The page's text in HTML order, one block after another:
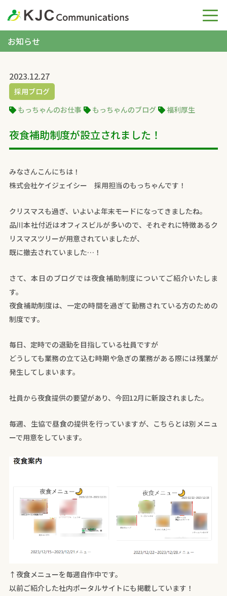
お知らせ
2023.12.27
採用ブログ
もっちゃんのお仕事
もっちゃんのブログ 福利厚生
夜食補助制度が設立されました！
みなさんこんにちは！
株式会社ケイジェイシー 採用担当のもっちゃんです！
クリスマスも過ぎ、いよいよ年末モードになってきましたね。
品川本社付近はオフィスビルが多いので、それぞれに特徴あるク
リスマスツリーが用意されていましたが、
既に撤去されていました…！
さて、本日のブログでは夜食補助制度についてご紹介いたしま
す。
夜食補助制度は、一定の時間を過ぎて勤務されている方のための
制度です。
毎日、定時での退勤を目指している社員ですが
どうしても業務の立て込む時期や急ぎの業務がある際には残業が
発生してしまいます。
社員から夜食提供の要望があり、今回12月に新設されました。
毎週、生協で昼食の提供を行っていますが、こちらとは別メニュ
ーで用意をしています。
↑夜食メニューを毎週自作中です。
以前ご紹介した社内ポータルサイトにも掲載しています！